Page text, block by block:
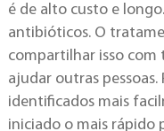
é de alto custo e
antibióticos. O
compartilhar isso com
ajudar outras pessoas.
identificados mais
iniciado o mais rápido